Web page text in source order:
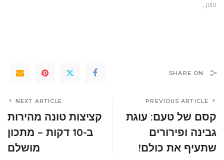
טוען...
SHARE ON
PREVIOUS ARTICLE
קסם של טעם: עוגת
גבינה ופירורים
שתעיף את כולם!
NEXT ARTICLE
קציצות טונה מהירות
ב-10 דקות – מתכון
מושלם